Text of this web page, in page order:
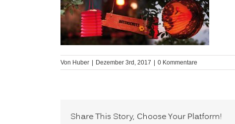
Von Huber Dezember 3rd, 2017 0 Kommentare
Share This Story, Choose Your Platform!